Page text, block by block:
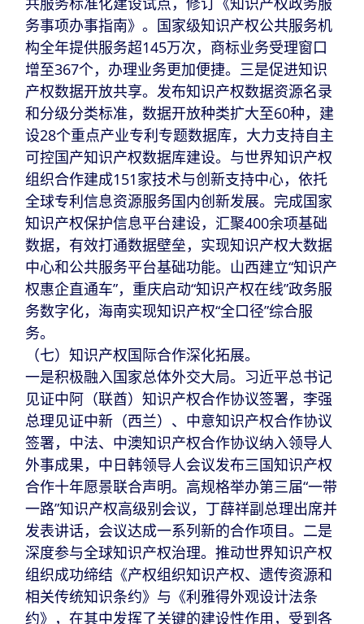
务事项办事指南》。国家级知识产权公共服务机
构全年提供服务超145万次，商标业务受理窗口
增至367个，办理业务更加便捷。三是促进知识
产权数据开放共享。发布知识产权数据资源名录
和分级分类标准，数据开放种类扩大至60种，建
设28个重点产业专利专题数据库，大力支持自主
可控国产知识产权数据库建设。与世界知识产权
组织合作建成151家技术与创新支持中心，依托
全球专利信息资源服务国内创新发展。完成国家
知识产权保护信息平台建设，汇聚400余项基础
数据，有效打通数据壁垒，实现知识产权大数据
中心和公共服务平台基础功能。山西建立“知识产
权惠企直通车”，重庆启动“知识产权在线”政务服
务数字化，海南实现知识产权“全口径”综合服
务。
（七）知识产权国际合作深化拓展。
一是积极融入国家总体外交大局。习近平总书记
见证中阿（联酋）知识产权合作协议签署，李强
总理见证中新（西兰）、中意知识产权合作协议
签署，中法、中澳知识产权合作协议纳入领导人
外事成果，中日韩领导人会议发布三国知识产权
合作十年愿景联合声明。高规格举办第三届“一带
一路”知识产权高级别会议，丁薛祥副总理出席并
发表讲话，会议达成一系列新的合作项目。二是
深度参与全球知识产权治理。推动世界知识产权
组织成功缔结《产权组织知识产权、遗传资源和
相关传统知识条约》与《利雅得外观设计法条
约》，在其中发挥了关键的建设性作用，受到各